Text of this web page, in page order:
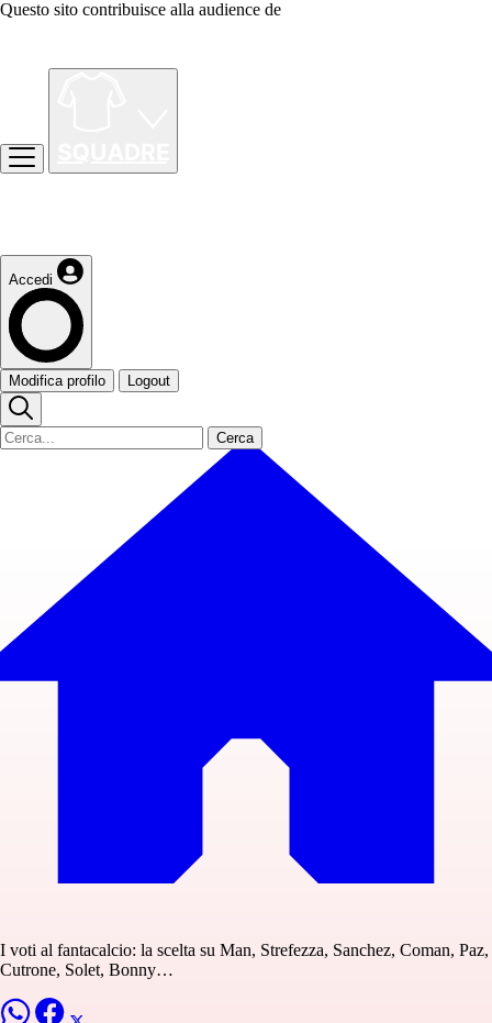
Questo sito contribuisce alla audience de
Accedi
Modifica profilo Logout
Cerca
I voti al fantacalcio: la scelta su Man, Strefezza, Sanchez, Coman, Paz,
Cutrone, Solet, Bonny…